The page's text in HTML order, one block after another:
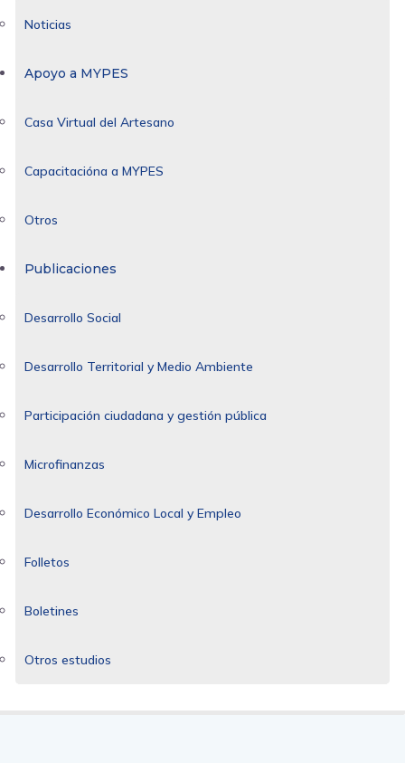
Noticias
Apoyo a MYPES
Casa Virtual del Artesano
Capacitacióna a MYPES
Otros
Publicaciones
Desarrollo Social
Desarrollo Territorial y Medio Ambiente
Participación ciudadana y gestión pública
Microfinanzas
Desarrollo Económico Local y Empleo
Folletos
Boletines
Otros estudios